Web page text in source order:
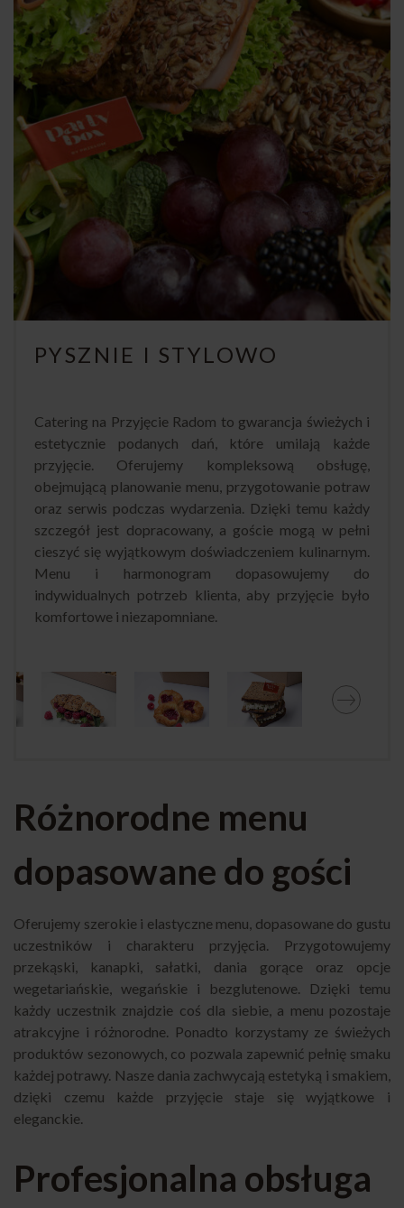
PYSZNIE I STYLOWO
Catering na Przyjęcie Radom to gwarancja świeżych i
estetycznie podanych dań, które umilają każde
przyjęcie. Oferujemy kompleksową obsługę,
obejmującą planowanie menu, przygotowanie potraw
oraz serwis podczas wydarzenia. Dzięki temu każdy
szczegół jest dopracowany, a goście mogą w pełni
cieszyć się wyjątkowym doświadczeniem kulinarnym.
Menu i harmonogram dopasowujemy do
indywidualnych potrzeb klienta, aby przyjęcie było
komfortowe i niezapomniane.
Różnorodne menu
dopasowane do gości
Oferujemy szerokie i elastyczne menu, dopasowane do gustu
uczestników i charakteru przyjęcia. Przygotowujemy
przekąski, kanapki, sałatki, dania gorące oraz opcje
wegetariańskie, wegańskie i bezglutenowe. Dzięki temu
każdy uczestnik znajdzie coś dla siebie, a menu pozostaje
atrakcyjne i różnorodne. Ponadto korzystamy ze świeżych
produktów sezonowych, co pozwala zapewnić pełnię smaku
każdej potrawy. Nasze dania zachwycają estetyką i smakiem,
dzięki czemu każde przyjęcie staje się wyjątkowe i
eleganckie.
Profesjonalna obsługa